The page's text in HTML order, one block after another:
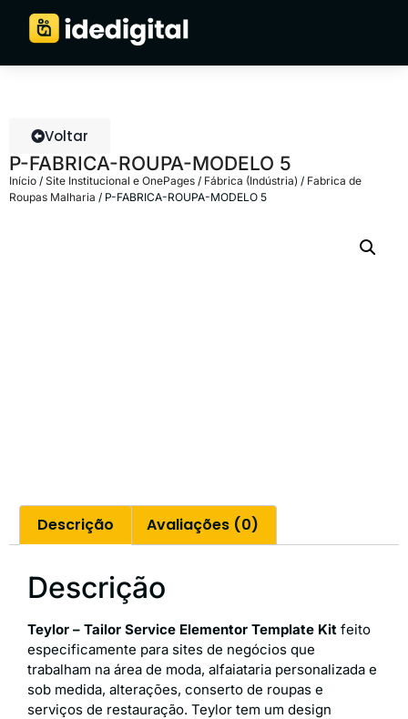
Voltar
P-FABRICA-ROUPA-MODELO 5
Início / Site Institucional e OnePages / Fábrica (Indústria) / Fabrica de
Roupas Malharia / P-FABRICA-ROUPA-MODELO 5
Descrição Avaliações (0)
Descrição
Teylor – Tailor Service Elementor Template Kit feito
especificamente para sites de negócios que
trabalham na área de moda, alfaiataria personalizada e
sob medida, alterações, conserto de roupas e
serviços de restauração. Teylor tem um design